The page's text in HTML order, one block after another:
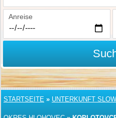
Anreise
STARTSEITE » UNTERKUNFT